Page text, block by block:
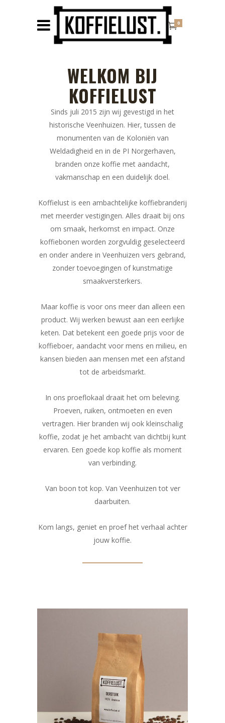
0
WELKOM BIJ
KOFFIELUST
Sinds juli 2015 zijn wij gevestigd in het
historische Veenhuizen. Hier, tussen de
monumenten van de Koloniën van
Weldadigheid en in de PI Norgerhaven,
branden onze koffie met aandacht,
vakmanschap en een duidelijk doel.
Koffielust is een ambachtelijke koffiebranderij
met meerder vestigingen. Alles draait bij ons
om smaak, herkomst en impact. Onze
koffiebonen worden zorgvuldig geselecteerd
en onder andere in Veenhuizen vers gebrand,
zonder toevoegingen of kunstmatige
smaakversterkers.
Maar koffie is voor ons meer dan alleen een
product. Wij werken bewust aan een eerlijke
keten. Dat betekent een goede prijs voor de
koffieboer, aandacht voor mens en milieu, en
kansen bieden aan mensen met een afstand
tot de arbeidsmarkt.
In ons proeflokaal draait het om beleving.
Proeven, ruiken, ontmoeten en even
vertragen. Hier branden wij ook kleinschalig
koffie, zodat je het ambacht van dichtbij kunt
ervaren. Een goede kop koffie als moment
van verbinding.
Van boon tot kop. Van Veenhuizen tot ver
daarbuiten.
Kom langs, geniet en proef het verhaal achter
jouw koffie.